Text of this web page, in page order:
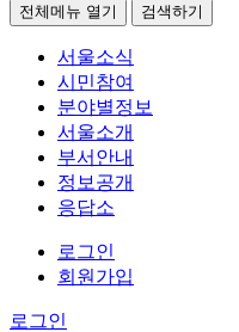
전체메뉴 열기 검색하기
서울소식
시민참여
분야별정보
서울소개
부서안내
정보공개
응답소
로그인
회원가입
로그인